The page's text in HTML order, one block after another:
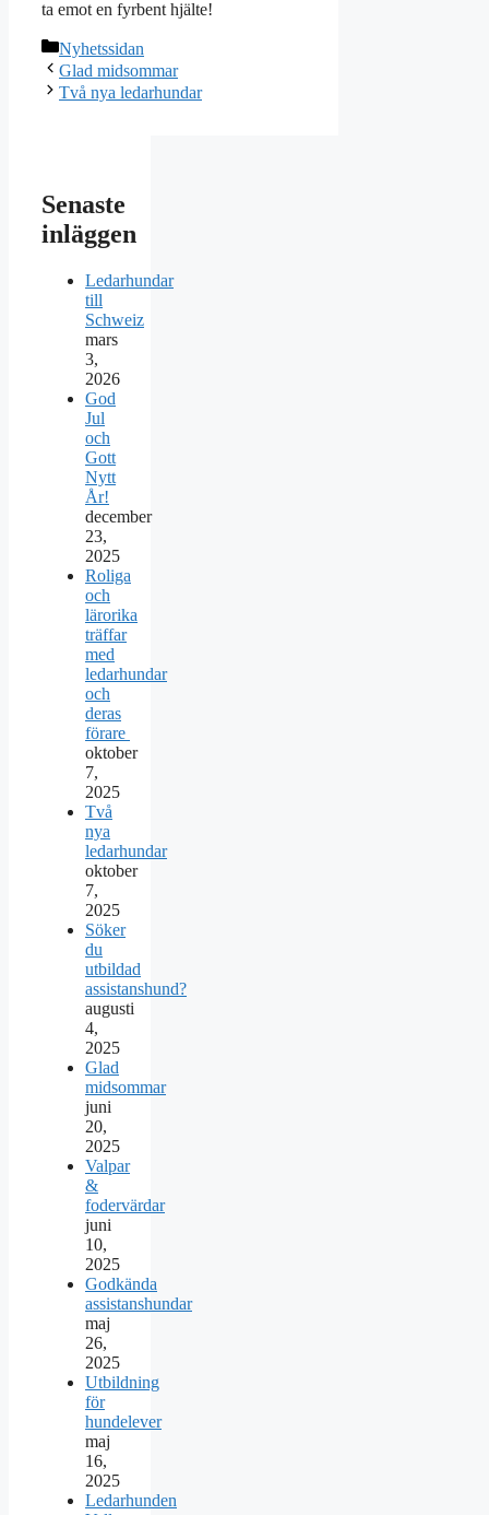
ta emot en fyrbent hjälte!
Kategorier
Nyhetssidan
Glad midsommar
Två nya ledarhundar
Senaste
inläggen
Ledarhundar
till
Schweiz
mars
3,
2026
God
Jul
och
Gott
Nytt
År!
december
23,
2025
Roliga
och
lärorika
träffar
med
ledarhundar
och
deras
förare
oktober
7,
2025
Två
nya
ledarhundar
oktober
7,
2025
Söker
du
utbildad
assistanshund?
augusti
4,
2025
Glad
midsommar
juni
20,
2025
Valpar
&
fodervärdar
juni
10,
2025
Godkända
assistanshundar
maj
26,
2025
Utbildning
för
hundelever
maj
16,
2025
Ledarhunden